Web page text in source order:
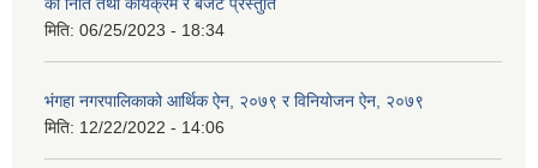
मिति: 06/25/2023 - 18:34
भंगहा नगरपालिकाको आर्थिक ऐन, २०७९ र विनियोजन ऐन, २०७९
मिति: 12/22/2022 - 14:06